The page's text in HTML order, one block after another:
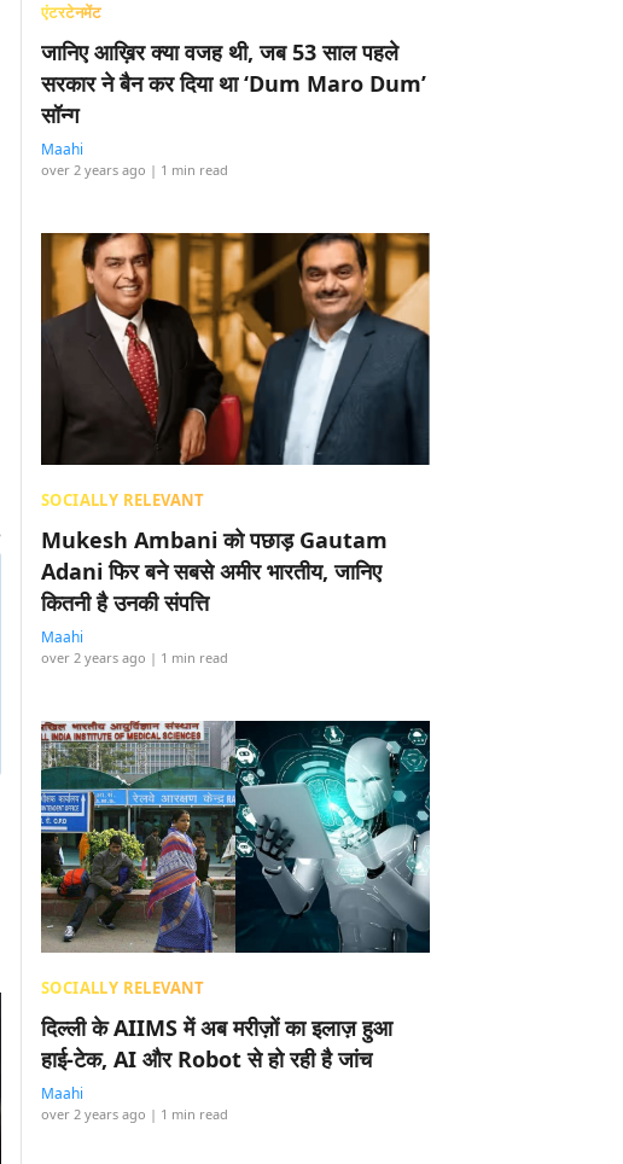
एंटरटेनमेंट
जानिए आख़िर क्या वजह थी, जब 53 साल पहले
सरकार ने बैन कर दिया था ‘Dum Maro Dum’
सॉन्ग
Maahi
over 2 years ago | 1 min read
SOCIALLY RELEVANT
Mukesh Ambani को पछाड़ Gautam
Adani फिर बने सबसे अमीर भारतीय, जानिए
कितनी है उनकी संपत्ति
Maahi
over 2 years ago | 1 min read
SOCIALLY RELEVANT
दिल्ली के AIIMS में अब मरीज़ों का इलाज़ हुआ
हाई-टेक, AI और Robot से हो रही है जांच
Maahi
over 2 years ago | 1 min read